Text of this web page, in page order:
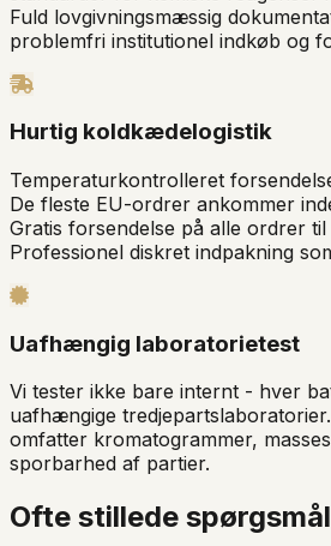
Fuld lovgivningsmæssig
problemfri institutionel indkøb og
Hurtig koldkædelogistik
Temperaturkontrolleret
De fleste EU-ordrer ankommer
Gratis forsendelse på alle ordrer til
Professionel diskret indpakning
Uafhængig laboratorietest
Vi tester ikke bare internt - hver
uafhængige
omfatter kromatogrammer,
sporbarhed af partier.
Ofte stillede spørgsmål